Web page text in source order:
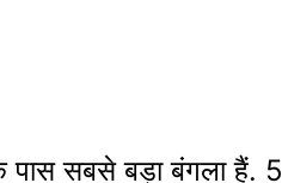
पास सबसे बड़ा बंगला हैं. 5